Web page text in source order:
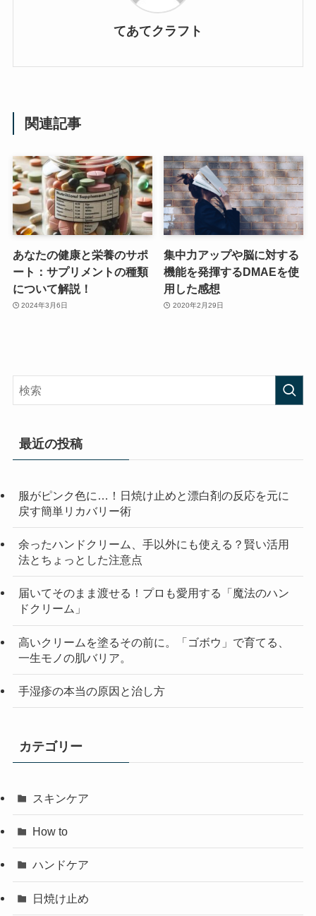
てあてクラフト
関連記事
あなたの健康と栄養のサポ
ート：サプリメントの種類
について解説！
2024年3月6日
集中力アップや脳に対する
機能を発揮するDMAEを使
用した感想
2020年2月29日
最近の投稿
服がピンク色に…！日焼け止めと漂白剤の反応を元に
戻す簡単リカバリー術
余ったハンドクリーム、手以外にも使える？賢い活用
法とちょっとした注意点
届いてそのまま渡せる！プロも愛用する「魔法のハン
ドクリーム」
高いクリームを塗るその前に。「ゴボウ」で育てる、
一生モノの肌バリア。
手湿疹の本当の原因と治し方
カテゴリー
スキンケア
How to
ハンドケア
日焼け止め